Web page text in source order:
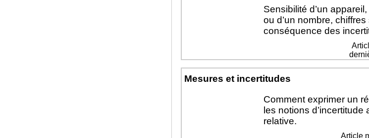
Sensibilité d’un
ou d’un nombre,
conséquence des
Mesures et incertitudes
Comment exprimer un
les notions d’incertitude
relative.
Article